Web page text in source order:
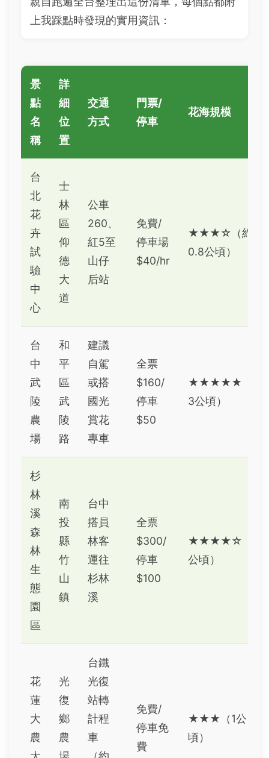
上我踩點時發現的實用資訊：
景
點
名
稱
詳
細
位
置
交通
方式
門票/
停車
花海規模
台
北
花
卉
試
驗
中
心
士
林
區
仰
德
大
道
公車
260、
紅5至
山仔
后站
免費/
停車場
$40/hr
★★★☆（約
0.8公頃）
台
中
武
陵
農
場
和
平
區
武
陵
路
建議
自駕
或搭
國光
賞花
專車
全票
$160/
停車
$50
★★★★★（逾
3公頃）
杉
林
溪
森
林
生
態
園
區
南
投
縣
竹
山
鎮
台中
搭員
林客
運往
杉林
溪
全票
$300/
停車
$100
★★★★☆（2
公頃）
花
蓮
大
農
光
復
鄉
農
台鐵
光復
站轉
計程
車
免費/
停車免
費
★★★（1公
頃）